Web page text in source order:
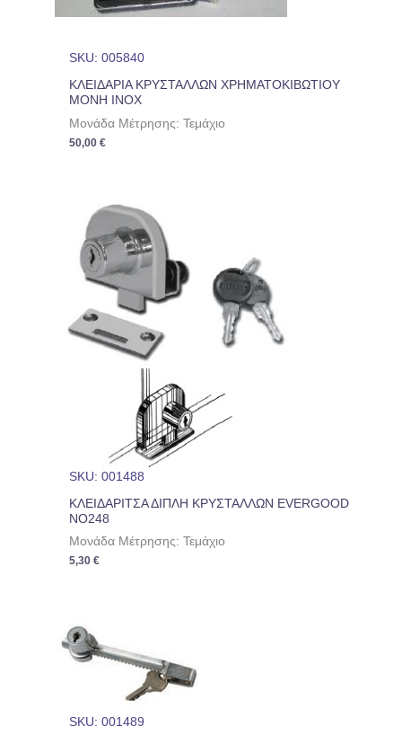
SKU: 005840
ΚΛΕΙΔΑΡΙΑ ΚΡΥΣΤΑΛΛΩΝ ΧΡΗΜΑΤΟΚΙΒΩΤΙΟΥ
ΜΟΝΗ ΙΝΟΧ
Μονάδα Μέτρησης: Τεμάχιο
50,00€
SKU: 001488
ΚΛΕΙΔΑΡΙΤΣΑ ΔΙΠΛΗ ΚΡΥΣΤΑΛΛΩΝ EVERGOOD
NO248
Μονάδα Μέτρησης: Τεμάχιο
5,30€
SKU: 001489